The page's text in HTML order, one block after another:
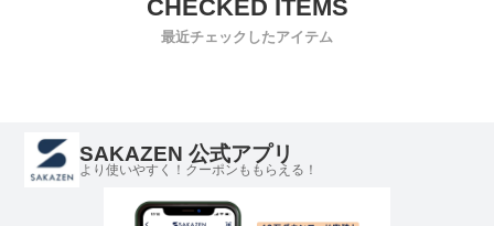
最近チェックしたアイテム
SAKAZEN 公式アプリ
より使いやすく！クーポンももらえる！